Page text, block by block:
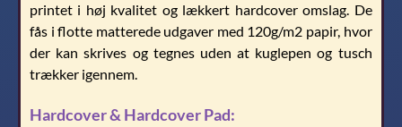
printet i høj kvalitet og lækkert hardcover omslag. De
fås i flotte matterede udgaver med 120g/m2 papir, hvor
der kan skrives og tegnes uden at kuglepen og tusch
trækker igennem.
Hardcover & Hardcover Pad: